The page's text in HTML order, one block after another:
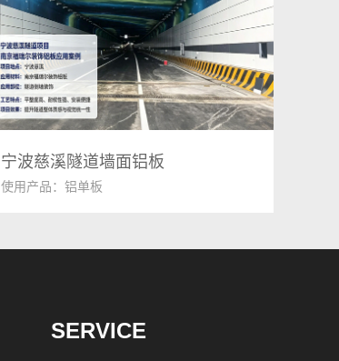
宁波慈溪隧道墙面铝板
使用产品：铝单板
SERVICE